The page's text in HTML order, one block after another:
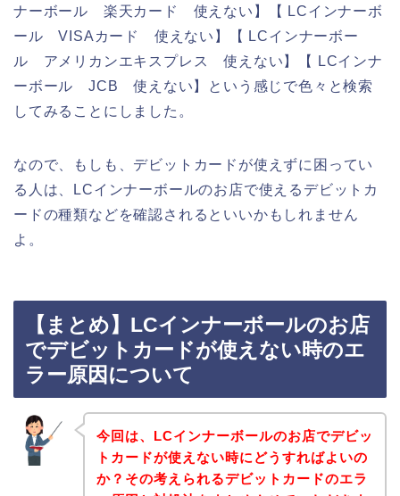
ナーボール 楽天カード 使えない】【 LCインナーボ
ール VISAカード 使えない】【 LCインナーボー
ル アメリカンエキスプレス 使えない】【 LCインナ
ーボール JCB 使えない】という感じで色々と検索
してみることにしました。
なので、もしも、デビットカードが使えずに困ってい
る人は、LCインナーボールのお店で使えるデビットカ
ードの種類などを確認されるといいかもしれません
よ。
【まとめ】LCインナーボールのお店
でデビットカードが使えない時のエ
ラー原因について
今回は、LCインナーボールのお店でデビッ
トカードが使えない時にどうすればよいの
か？その考えられるデビットカードのエラ